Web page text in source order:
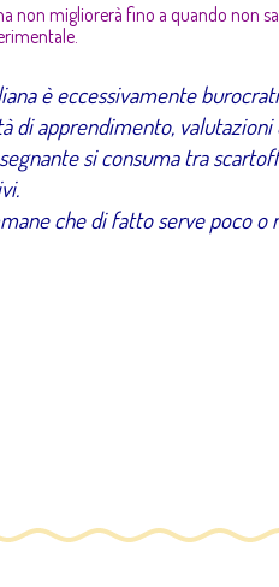
non migliorerà fino a quando non
è eccessivamente
di apprendimento, valutazioni
si consuma tra
che di fatto serve poco o